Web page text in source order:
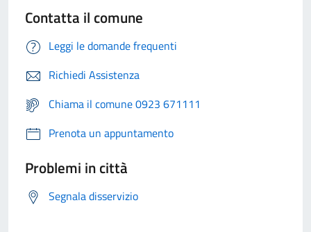
Contatta il comune
Leggi le domande frequenti
Richiedi Assistenza
Chiama il comune 0923 671111
Prenota un appuntamento
Problemi in città
Segnala disservizio